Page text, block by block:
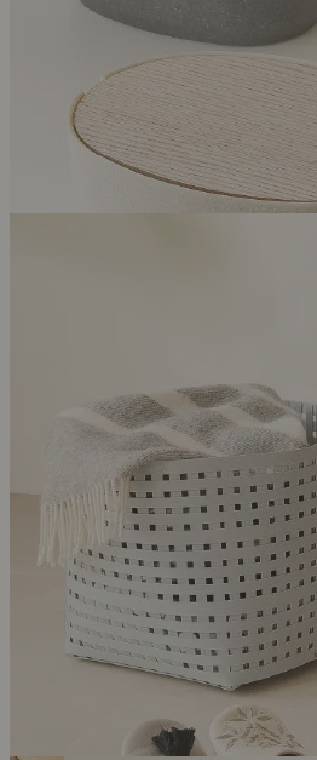
ideaco ストーン調ケーブルボックス
￥ 6,050
ideaco ストーン調オーバルボックス